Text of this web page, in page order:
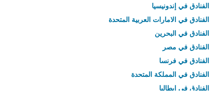
الفنادق في إندونيسيا
الفنادق في الامارات العربية المتحدة
الفنادق في البحرين
الفنادق في مصر
الفنادق في فرنسا
الفنادق في المملكة المتحدة
الفنادق في إيطاليا